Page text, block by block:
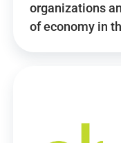
organizations
of economy in